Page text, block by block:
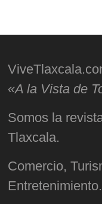
«A la Vista de
Somos la
Tlaxcala.
Comercio,
Entretenimiento.